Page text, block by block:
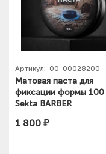
Артикул: 00-00028200
Матовая паста для
фиксации формы 100
Sekta BARBER
1 800 ₽